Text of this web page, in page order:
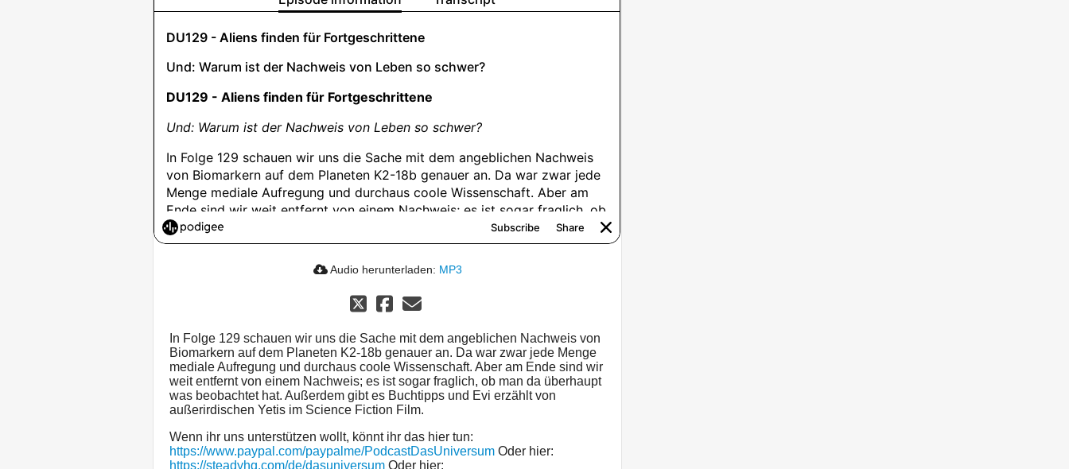
Audio herunterladen: MP3
In Folge 129 schauen wir uns die Sache mit dem angeblichen Nachweis von
Biomarkern auf dem Planeten K2-18b genauer an. Da war zwar jede Menge
mediale Aufregung und durchaus coole Wissenschaft. Aber am Ende sind wir
weit entfernt von einem Nachweis; es ist sogar fraglich, ob man da überhaupt
was beobachtet hat. Außerdem gibt es Buchtipps und Evi erzählt von
außerirdischen Yetis im Science Fiction Film.
Wenn ihr uns unterstützen wollt, könnt ihr das hier tun:
https://www.paypal.com/paypalme/PodcastDasUniversum Oder hier:
https://steadyhq.com/de/dasuniversum Oder hier: